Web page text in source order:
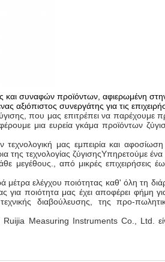
συναφών προϊόντων, αφιερωμένη
αξιόπιστος συνεργάτης για τις
που μας επιτρέπει να
μια ευρεία γκάμα προϊόντων
μας εμπειρία και
τεχνολογίας ζύγισηςΥπηρετούμε
από μικρές επιχειρήσεις
ελέγχου ποιότητας καθ' όλη τη
ποιότητα μας έχει αποφέρει φήμη
διαβούλευσης, της προ-
Measuring Instruments Co., Ltd.